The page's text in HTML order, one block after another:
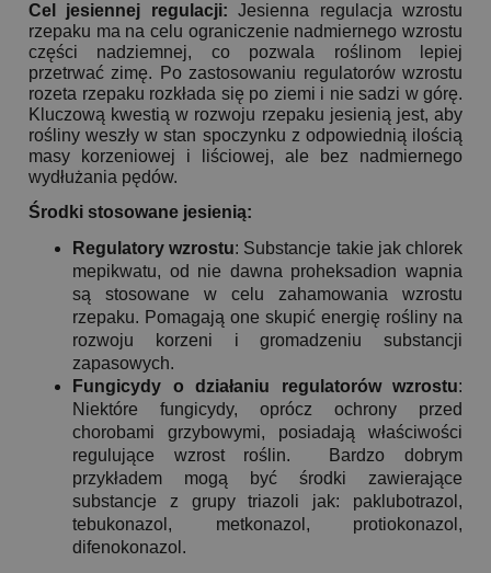
Cel jesiennej regulacji: Jesienna regulacja wzrostu
rzepaku ma na celu ograniczenie nadmiernego wzrostu
części nadziemnej, co pozwala roślinom lepiej
przetrwać zimę. Po zastosowaniu regulatorów wzrostu
rozeta rzepaku rozkłada się po ziemi i nie sadzi w górę.
Kluczową kwestią w rozwoju rzepaku jesienią jest, aby
rośliny weszły w stan spoczynku z odpowiednią ilością
masy korzeniowej i liściowej, ale bez nadmiernego
wydłużania pędów.
Środki stosowane jesienią:
Regulatory wzrostu: Substancje takie jak chlorek
mepikwatu, od nie dawna proheksadion wapnia
są stosowane w celu zahamowania wzrostu
rzepaku. Pomagają one skupić energię rośliny na
rozwoju korzeni i gromadzeniu substancji
zapasowych.
Fungicydy o działaniu regulatorów wzrostu:
Niektóre fungicydy, oprócz ochrony przed
chorobami grzybowymi, posiadają właściwości
regulujące wzrost roślin. Bardzo dobrym
przykładem mogą być środki zawierające
substancje z grupy triazoli jak: paklubotrazol,
tebukonazol, metkonazol, protiokonazol,
difenokonazol.